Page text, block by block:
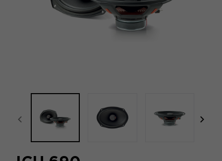
focal-naim-frontent::misc.prev_label